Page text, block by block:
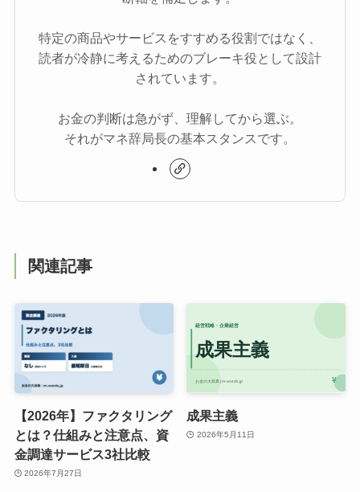
特定の商品やサービスをすすめる役割ではなく、
読者が冷静に考えるためのブレーキ役として設計
されています。
お金の判断は急がず、理解してから選ぶ。
それがマネ辞局長の基本スタンスです。
関連記事
【2026年】ファクタリング
とは？仕組みと注意点、資
金調達サービス3社比較
2026年7月27日
成果主義
2026年5月11日